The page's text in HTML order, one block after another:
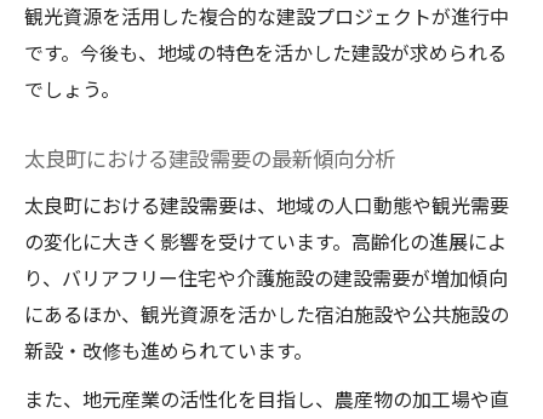
観光資源を活用した複合的な建設プロジェクトが進行中
です。今後も、地域の特色を活かした建設が求められる
でしょう。
太良町における建設需要の最新傾向分析
太良町における建設需要は、地域の人口動態や観光需要
の変化に大きく影響を受けています。高齢化の進展によ
り、バリアフリー住宅や介護施設の建設需要が増加傾向
にあるほか、観光資源を活かした宿泊施設や公共施設の
新設・改修も進められています。
また、地元産業の活性化を目指し、農産物の加工場や直